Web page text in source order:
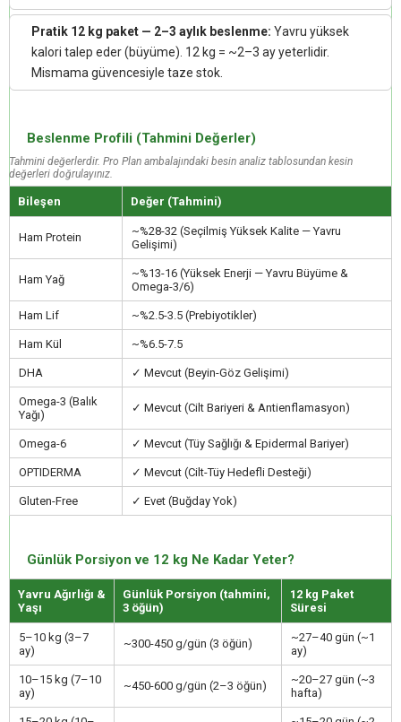
Pratik 12 kg paket — 2–3 aylık beslenme: Yavru yüksek
kalori talep eder (büyüme). 12 kg = ~2–3 ay yeterlidir.
Mismama güvencesiyle taze stok.
Beslenme Profili (Tahmini Değerler)
Tahmini değerlerdir. Pro Plan ambalajındaki besin analiz tablosundan kesin
değerleri doğrulayınız.
Bileşen Değer (Tahmini)
Ham Protein
~%28-32 (Seçilmiş Yüksek Kalite — Yavru
Gelişimi)
Ham Yağ
~%13-16 (Yüksek Enerji — Yavru Büyüme &
Omega-3/6)
Ham Lif ~%2.5-3.5 (Prebiyotikler)
Ham Kül ~%6.5-7.5
DHA ✓ Mevcut (Beyin-Göz Gelişimi)
Omega-3 (Balık
Yağı)
✓ Mevcut (Cilt Bariyeri & Antienflamasyon)
Omega-6 ✓ Mevcut (Tüy Sağlığı & Epidermal Bariyer)
OPTIDERMA ✓ Mevcut (Cilt-Tüy Hedefli Desteği)
Gluten-Free ✓ Evet (Buğday Yok)
Günlük Porsiyon ve 12 kg Ne Kadar Yeter?
Yavru Ağırlığı &
Yaşı
Günlük Porsiyon (tahmini,
3 öğün)
12 kg Paket
Süresi
5–10 kg (3–7
ay)
~300-450 g/gün (3 öğün)
~27–40 gün (~1
ay)
10–15 kg (7–10
ay)
~450-600 g/gün (2–3 öğün)
~20–27 gün (~3
hafta)